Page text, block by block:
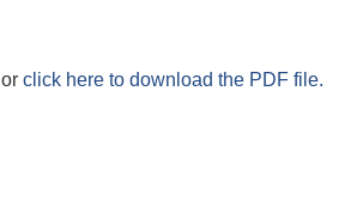
or click here to download the PDF file.